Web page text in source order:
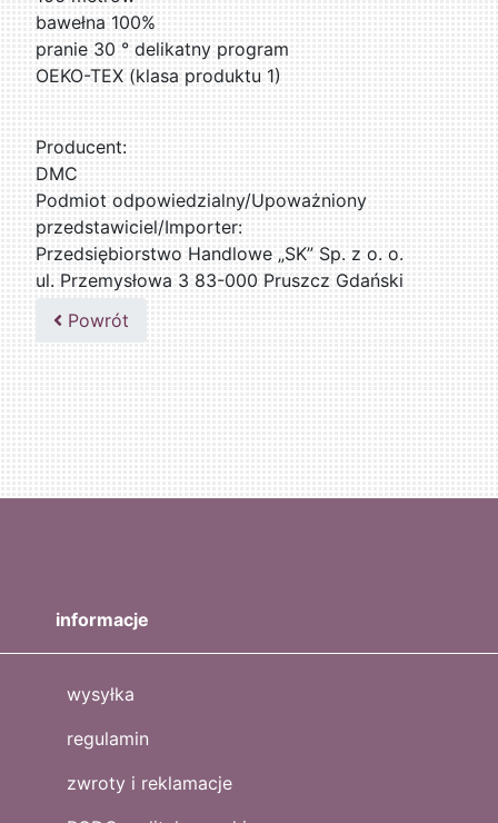
bawełna 100%
pranie 30 ° delikatny program
OEKO-TEX (klasa produktu 1)
Producent:
DMC
Podmiot odpowiedzialny/Upoważniony
przedstawiciel/Importer:
Przedsiębiorstwo Handlowe „SK” Sp. z o. o.
ul. Przemysłowa 3 83-000 Pruszcz Gdański
509076255
Powrót
informacje
wysyłka
regulamin
zwroty i reklamacje